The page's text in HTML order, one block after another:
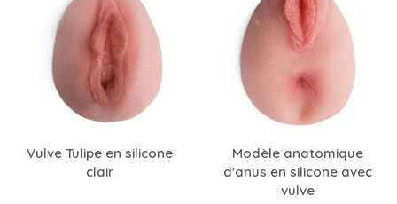
Vulve Tulipe en silicone
clair
Modèle anatomique
d'anus en silicone avec
vulve